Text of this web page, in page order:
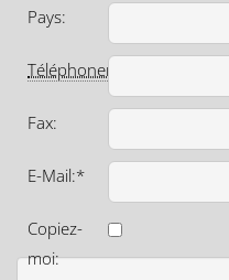
Pays:
Téléphoner
Fax:
E-Mail:*
Copiez-
moi: